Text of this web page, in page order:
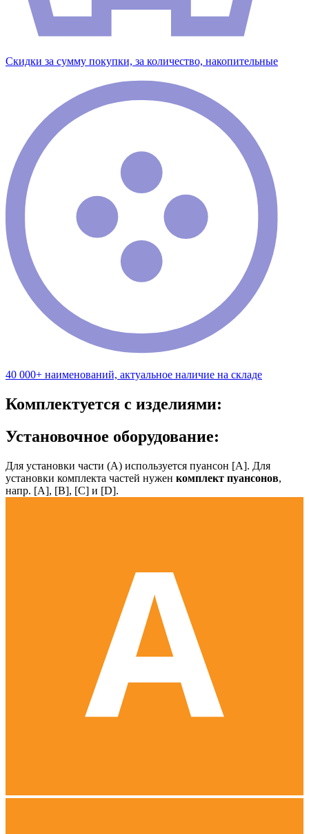
Скидки за сумму покупки, за количество, накопительные
40 000+ наименований, актуальное наличие на складе
Комплектуется с изделиями:
Установочное оборудование:
Для установки части (А) используется пуансон [А]. Для
установки комплекта частей нужен комплект пуансонов,
напр. [А], [B], [С] и [D].